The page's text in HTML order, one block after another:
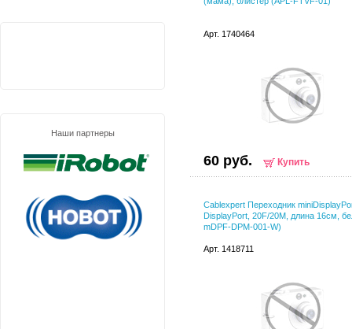
Арт. 1740464
60 руб. Купить
Cablexpert Переходник
DisplayPort, 20F/20M, длина 16см,
mDPF-DPM-001-W)
Арт. 1418711
Наши партнеры